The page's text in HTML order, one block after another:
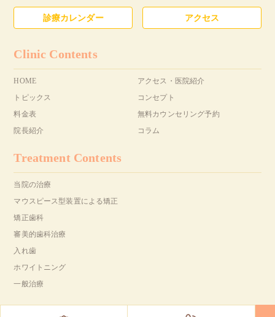
診療カレンダー アクセス
Clinic Contents
HOME
アクセス・医院紹介
トピックス
コンセプト
料金表
無料カウンセリング予約
院長紹介
コラム
Treatment Contents
当院の治療
マウスピース型装置による矯正
矯正歯科
審美的歯科治療
入れ歯
ホワイトニング
一般治療
Copyright(C) YAMAGUCHI Dental Clinic All Right Reserved.